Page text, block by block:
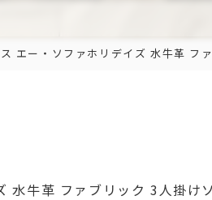
エー・ソファホリデイズ 水牛革 フ
牛革 ファブリック 3人掛け